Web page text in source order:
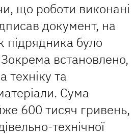
що роботи виконані
документ, на
підрядника було
встановлено,
техніку та
Сума
600 тисяч гривень,
технічної